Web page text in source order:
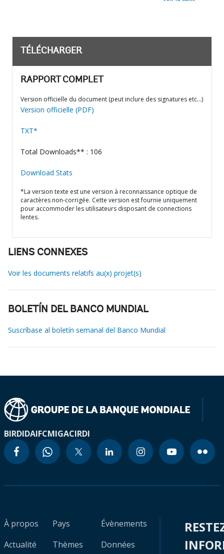
TÉLÉCHARGER
RAPPORT COMPLET
Version officielle du document (peut inclure des signatures etc…)
Version officielle (PDF)
TXT*
Total Downloads** : 106
Download Stats
*La version texte est une version à reconnaissance optique de
caractères non-corrigée. Cette version est fournie uniquement
pour accommoder les utilisateurs disposant de connections
lentes.
LIENS CONNEXES
Voir les documents relatifs au(x) projet(s)
BOLETÍN DEL BANCO MUNDIAL
Suscríbase al boletín semanal del Banco Mundial
BIRDIDAIFCMIGACIRDI
À propos
Actualité
Pays
Thèmes
Évènements
Données